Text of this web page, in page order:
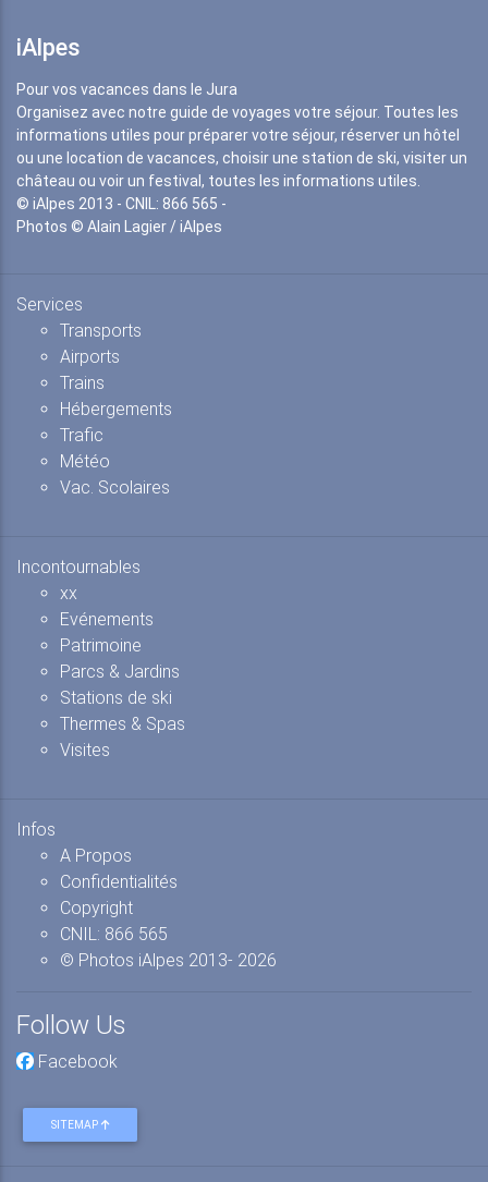
iAlpes
Pour vos vacances dans le Jura
Organisez avec notre guide de voyages votre séjour. Toutes les
informations utiles pour préparer votre séjour, réserver un hôtel
ou une location de vacances, choisir une station de ski, visiter un
château ou voir un festival, toutes les informations utiles.
© iAlpes 2013 - CNIL: 866 565 -
Photos © Alain Lagier / iAlpes
Services
Transports
Airports
Trains
Hébergements
Trafic
Météo
Vac. Scolaires
Incontournables
xx
Evénements
Patrimoine
Parcs & Jardins
Stations de ski
Thermes & Spas
Visites
Infos
A Propos
Confidentialités
Copyright
CNIL: 866 565
© Photos iAlpes 2013- 2026
Follow Us
Facebook
SITEMAP